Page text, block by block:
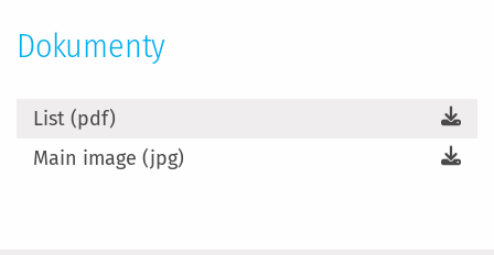
Dokumenty
List (pdf)
Main image (jpg)